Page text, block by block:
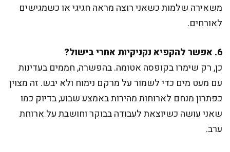
משאירה שלמות כשאני רוצה מראה חגיגי או כשמגישים
לאורחים.
6. אפשר להקפיא נקניקיות אחרי בישול?
כן, רק שימרו בקופסה אטומה. בהפשרה, חממים בעדינות
עם מעט מים כדי לשמור על מרקם נימוח ולא יבש. זה מצוין
כפתרון מנחם לארוחות מהירות באמצע שבוע, בדיוק כמו
שאני עושה כשיוצאת לעבודה בבוקר וחושבת על ארוחת
ערב.